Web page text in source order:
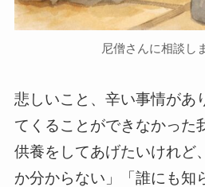
尼僧さんに相談し
悲しいこと、辛い事情があ
てくることができなかった
供養をしてあげたいけれど
か分からない」「誰にも知